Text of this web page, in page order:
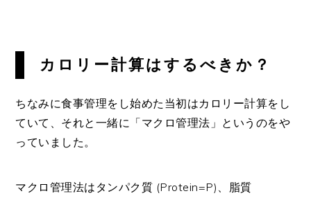
カロリー計算はするべきか？
ちなみに食事管理をし始めた当初はカロリー計算をし
ていて、それと一緒に「マクロ管理法」というのをや
っていました。
マクロ管理法はタンパク質 (Protein=P)、脂質